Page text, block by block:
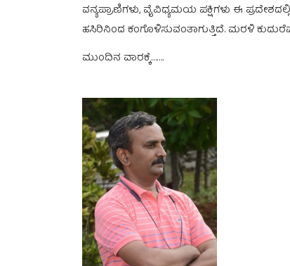
ವನ್ಯಪ್ರಾಣಿಗಳು, ವೈವಿಧ್ಯಮಯ ಪಕ್ಷಿಗಳು ಈ
ಹಸಿರಿನಿಂದ ಕಂಗೊಳಿಸುವಂತಾಗುತ್ತಿದೆ. ಮರಳಿ
ಮುಂದಿನ ವಾರಕ್ಕೆ…….